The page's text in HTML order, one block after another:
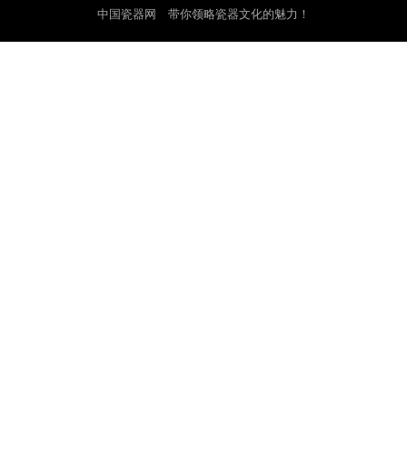
中国瓷器网 带你领略瓷器文化的魅力！